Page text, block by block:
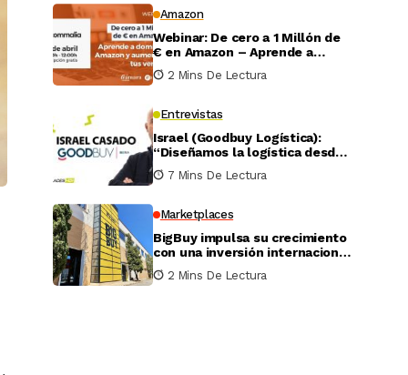
Amazon
Webinar: De cero a 1 Millón de
€ en Amazon – Aprende a
dominar Amazon y aumentar
tus ventas
2 Mins De Lectura
Entrevistas
Israel (Goodbuy Logística):
“Diseñamos la logística desde
el lado real del vendedor
online”
7 Mins De Lectura
Marketplaces
BigBuy impulsa su crecimiento
con una inversión internacional
de 4 millones
2 Mins De Lectura